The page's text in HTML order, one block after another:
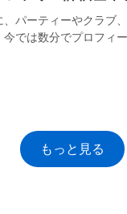
、パーティーやクラブ
では数分でプロフィ
もっと見る